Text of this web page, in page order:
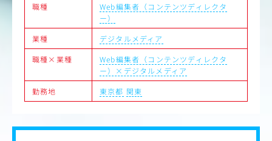
職種
Web編集者（コンテンツディレクタ
ー）
業種
デジタルメディア
職種×業種
Web編集者（コンテンツディレクタ
ー）×デジタルメディア
勤務地
東京都 関東